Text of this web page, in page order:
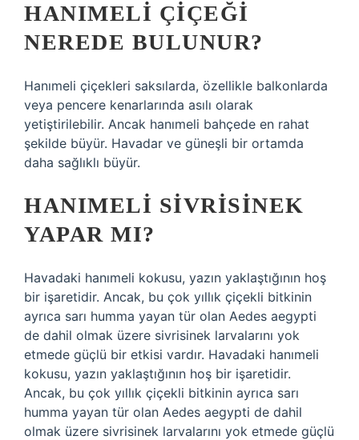
HANIMELI ÇIÇEĞI
NEREDE BULUNUR?
Hanımeli çiçekleri saksılarda, özellikle balkonlarda
veya pencere kenarlarında asılı olarak
yetiştirilebilir. Ancak hanımeli bahçede en rahat
şekilde büyür. Havadar ve güneşli bir ortamda
daha sağlıklı büyür.
HANIMELI SIVRISINEK
YAPAR MI?
Havadaki hanımeli kokusu, yazın yaklaştığının hoş
bir işaretidir. Ancak, bu çok yıllık çiçekli bitkinin
ayrıca sarı humma yayan tür olan Aedes aegypti
de dahil olmak üzere sivrisinek larvalarını yok
etmede güçlü bir etkisi vardır. Havadaki hanımeli
kokusu, yazın yaklaştığının hoş bir işaretidir.
Ancak, bu çok yıllık çiçekli bitkinin ayrıca sarı
humma yayan tür olan Aedes aegypti de dahil
olmak üzere sivrisinek larvalarını yok etmede güçlü